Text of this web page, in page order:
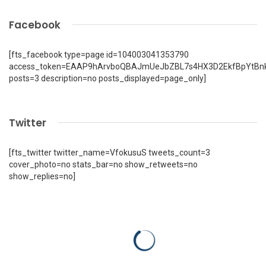
Facebook
[fts_facebook type=page id=104003041353790
posts=3 description=no posts_displayed=page_only]
Twitter
[fts_twitter twitter_name=VfokusuS tweets_count=3
cover_photo=no stats_bar=no show_retweets=no
show_replies=no]